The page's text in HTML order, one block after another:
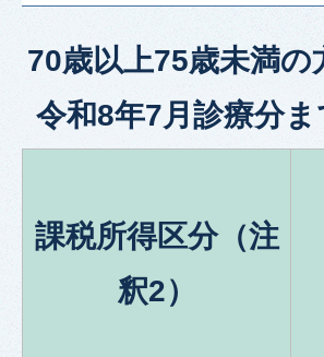
70歳以上75歳未満
令和8年7月診療分ま
課税所得区分（注
釈2）